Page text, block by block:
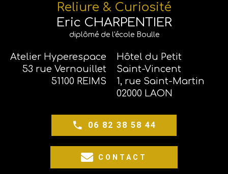
Reliure & Curiosité
Eric CHARPENTIER
diplômé de l'école Boulle
Atelier Hyperespace
53 rue Vernouillet
51100 REIMS
Hôtel du Petit
Saint-Vincent
1, rue Saint-Martin
02000 LAON
06 82 38 58 44
CONTACT